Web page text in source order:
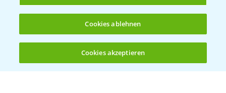
(noch 4)
Folgen Sie uns
Cookies ablehnen
Cookies akzeptieren